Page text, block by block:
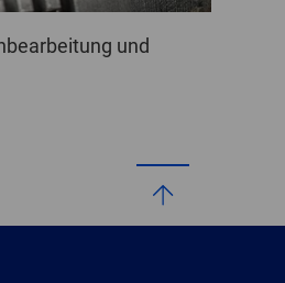
ASIA/PACIFIC
AFRICA
GLOBAL
und